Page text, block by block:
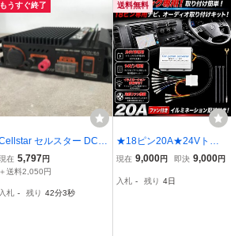
もうすぐ終了
セルスター DCコ
バーター DC516 DC12
V-16A 現状品 26f菊HG
在 5,797 円
＋送料2,050円
入札 - 残り 42分2秒
送料無料
★18ピン20A★24Vトラ
ック用！新品オーディ
ト！24V→12V 電圧変換
現在 9,000円 即決 9,000円
入札 - 残り 4日